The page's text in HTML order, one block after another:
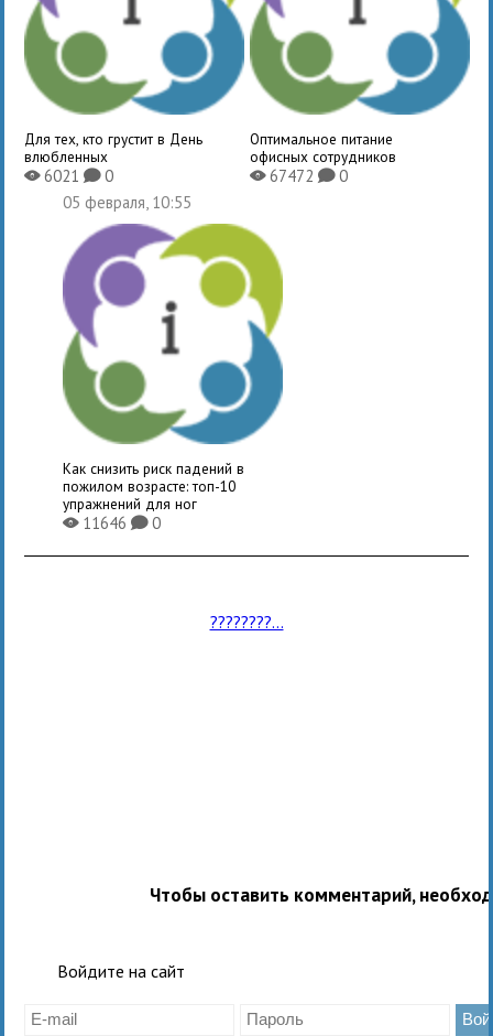
Для тех, кто грустит в День
влюбленных
X6021K0
Оптимальное питание
офисных сотрудников
X67472 K0
05 февраля, 10:55
Как снизить риск падений в
пожилом возрасте: топ-10
упражнений для ног
X11646K0
????????...
Чтобы оставить комментарий,
Войдите на сайт